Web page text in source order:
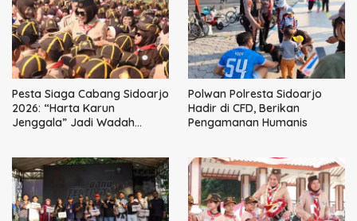
Pesta Siaga Cabang Sidoarjo
2026: “Harta Karun
Jenggala” Jadi Wadah
Polwan Polresta Sidoarjo
Hadir di CFD, Berikan
Pengamanan Humanis